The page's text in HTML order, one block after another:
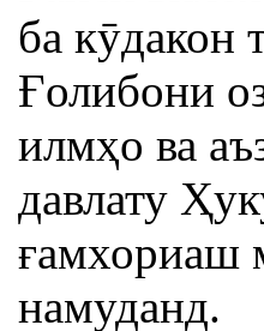
ба кӯдакон
Ғолибони
илмҳо ва
давлату
ғамхориаш
намуданд.